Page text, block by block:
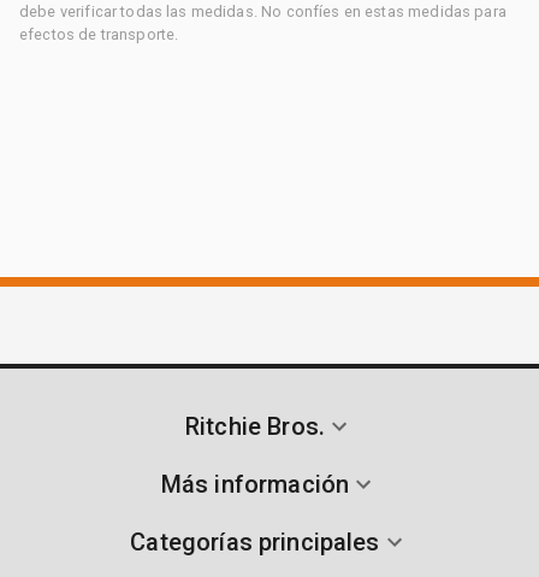
debe verificar todas las medidas. No confíes en estas medidas para
efectos de transporte.
Ritchie Bros.
Más información
Categorías principales